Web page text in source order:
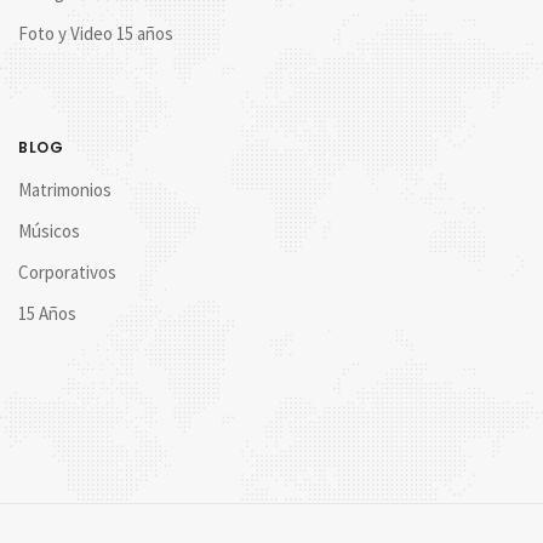
Foto y Video 15 años
BLOG
Matrimonios
Músicos
Corporativos
15 Años